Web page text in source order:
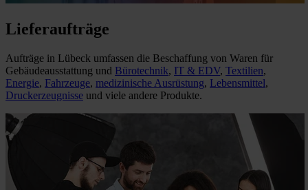
Lieferaufträge
Aufträge in Lübeck umfassen die Beschaffung von Waren für
Gebäudeausstattung und Bürotechnik, IT & EDV, Textilien,
Energie, Fahrzeuge, medizinische Ausrüstung, Lebensmittel,
Druckerzeugnisse und viele andere Produkte.